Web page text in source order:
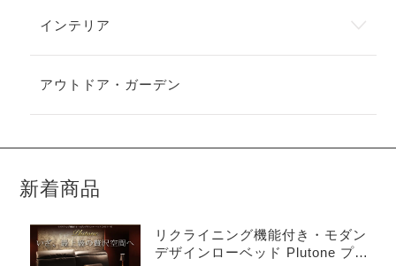
インテリア
アウトドア・ガーデン
新着商品
リクライニング機能付き・モダン
デザインローベッド Plutone プル